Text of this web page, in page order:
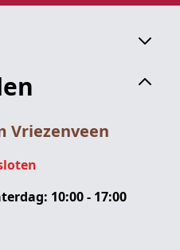
Vriezenveen
10:00 - 17:00